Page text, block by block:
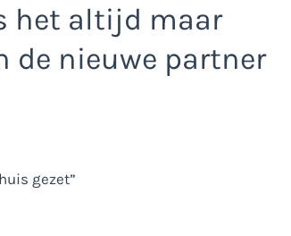
het altijd maar
nieuwe partner